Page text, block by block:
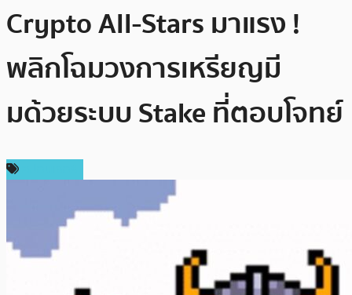
Crypto All-Stars มาแรง !
พลิกโฉมวงการเหรียญมี
มด้วยระบบ Stake ที่ตอบโจทย์